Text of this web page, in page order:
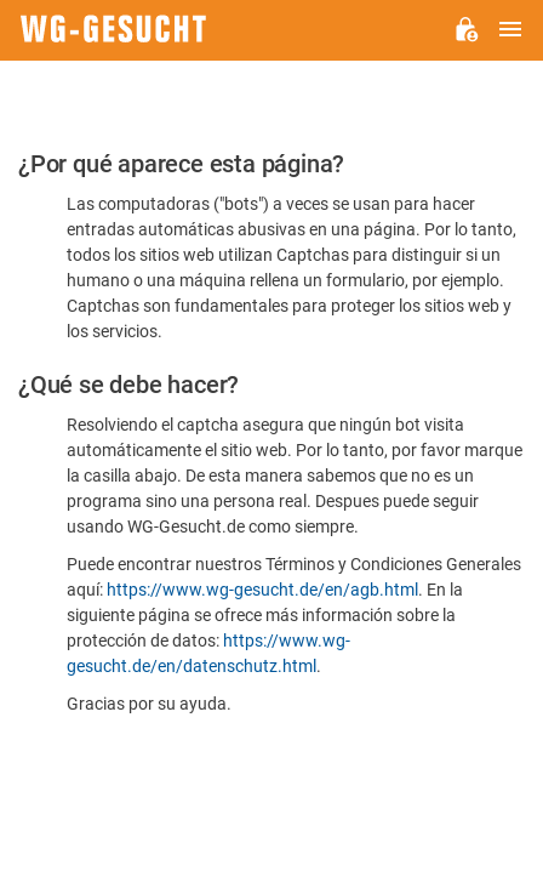
Por
favor,
confirme
humano
¿Por qué aparece esta página?
Las computadoras ("bots") a veces se usan para hacer
entradas automáticas abusivas en una página. Por lo tanto,
todos los sitios web utilizan Captchas para distinguir si un
humano o una máquina rellena un formulario, por ejemplo.
Captchas son fundamentales para proteger los sitios web y
los servicios.
¿Qué se debe hacer?
Resolviendo el captcha asegura que ningún bot visita
automáticamente el sitio web. Por lo tanto, por favor marque
la casilla abajo. De esta manera sabemos que no es un
programa sino una persona real. Despues puede seguir
usando WG-Gesucht.de como siempre.
Puede encontrar nuestros Términos y Condiciones Generales
aquí: https://www.wg-gesucht.de/en/agb.html . En la
siguiente página se ofrece más información sobre la
protección de datos: https://www.wg-
gesucht.de/en/datenschutz.html .
Gracias por su ayuda.